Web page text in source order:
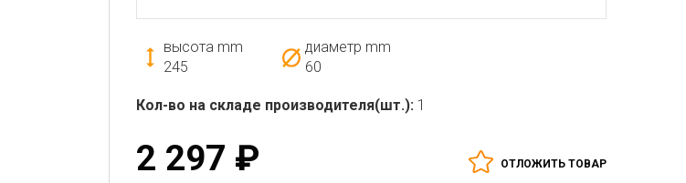
высота mm
245
диаметр mm
60
Кол-во на складе производителя(шт.): 1
2 297 ₽ ОТЛОЖИТЬ ТОВАР